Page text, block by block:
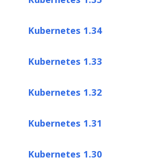
Kubernetes 1.34
Kubernetes 1.33
Kubernetes 1.32
Kubernetes 1.31
Kubernetes 1.30